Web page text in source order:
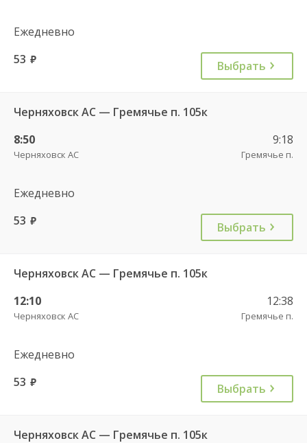
Ежедневно
53 руб. Выбрать
Черняховск АС — Гремячье п. 105к
8:50
Черняховск АС
9:18
Гремячье п.
Ежедневно
53 руб. Выбрать
Черняховск АС — Гремячье п. 105к
12:10
Черняховск АС
12:38
Гремячье п.
Ежедневно
53 руб. Выбрать
Черняховск АС — Гремячье п. 105к